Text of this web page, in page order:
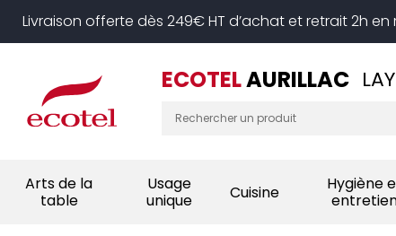
Livraison offerte dès 249€ HT d’achat et retrait 2h
ECOTELAURILLAC
Arts de la
table
Usage
unique
Cuisine
Hygiène
Panneau de gestion des cookies